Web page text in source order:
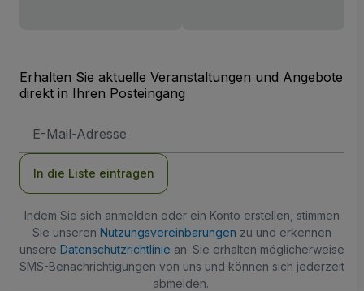
Erhalten Sie aktuelle Veranstaltungen und Angebote
direkt in Ihren Posteingang
Mail-
In die Liste eintragen
Indem Sie sich anmelden oder ein Konto erstellen, stimmen
Sie unseren Nutzungsvereinbarungen zu und erkennen
unsere Datenschutzrichtlinie an. Sie erhalten möglicherweise
SMS-Benachrichtigungen von uns und können sich jederzeit
abmelden.